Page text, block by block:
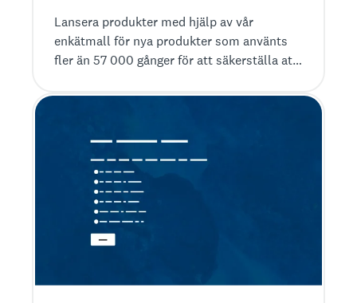
Lansera produkter med hjälp av vår
enkätmall för nya produkter som använts
fler än 57 000 gånger för att säkerställa att